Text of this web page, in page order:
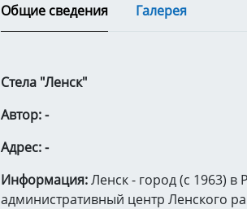
Общие сведения Галерея
Стела "Ленск"
Автор: -
Адрес: -
Информация:Ленск - город (с 1963) в
административный центр Ленского